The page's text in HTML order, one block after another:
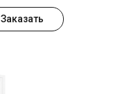
Заказать